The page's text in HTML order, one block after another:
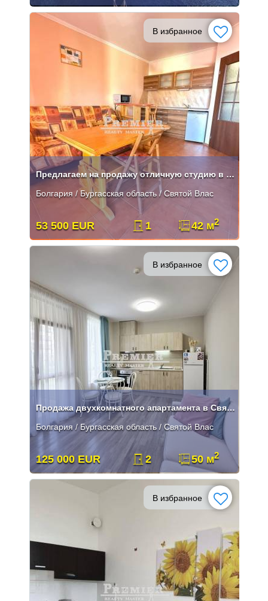
В избранное
Предлагаем на продажу отличную студию в Святом Власе
Болгария / Бургасская область / Святой Влас
53 500 EUR 1 42 м2
В избранное
Продажа двухкомнатного апартамента в Святом Власе
Болгария / Бургасская область / Святой Влас
125 000 EUR 2 50 м2
В избранное